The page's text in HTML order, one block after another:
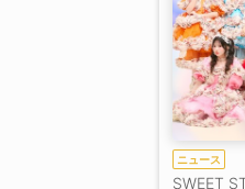
ニュース
SWEET